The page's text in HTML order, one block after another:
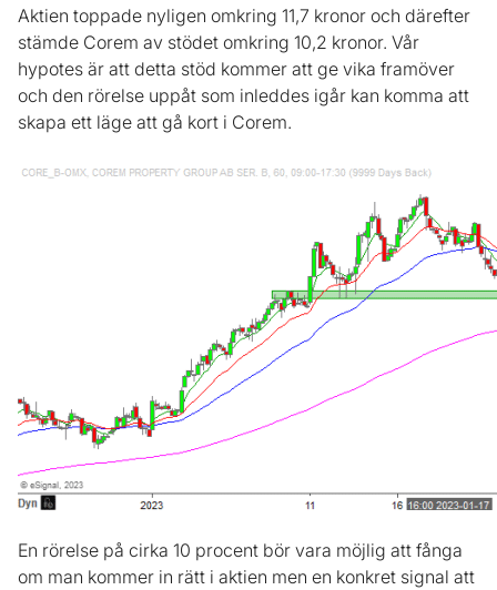
Aktien toppade nyligen omkring 11,7 kronor och därefter
stämde Corem av stödet omkring 10,2 kronor. Vår
hypotes är att detta stöd kommer att ge vika framöver
och den rörelse uppåt som inleddes igår kan komma att
skapa ett läge att gå kort i Corem.
En rörelse på cirka 10 procent bör vara möjlig att fånga
om man kommer in rätt i aktien men en konkret signal att